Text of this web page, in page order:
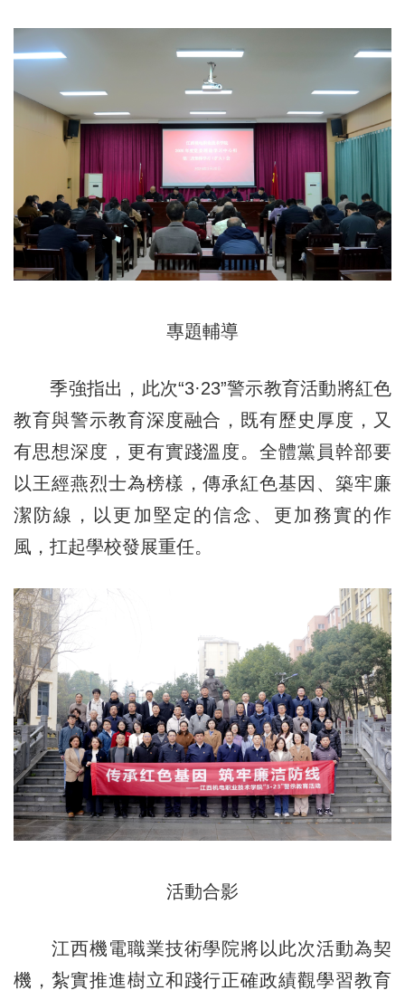
專題輔導
季強指出，此次“3·23”警示教育活動將紅色
教育與警示教育深度融合，既有歷史厚度，又
有思想深度，更有實踐溫度。全體黨員幹部要
以王經燕烈士為榜樣，傳承紅色基因、築牢廉
潔防線，以更加堅定的信念、更加務實的作
風，扛起學校發展重任。
活動合影
江西機電職業技術學院將以此次活動為契
機，紮實推進樹立和踐行正確政績觀學習教育